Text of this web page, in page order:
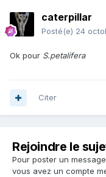
caterpillar
Posté(e) 24
Ok pour S.petalifera
Citer
Rejoindre le
Pour poster un
vous avez un compte